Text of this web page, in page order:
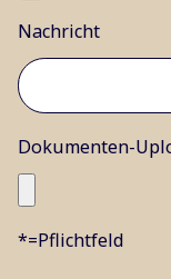
Nachricht
Dokumenten-
*=Pflichtfeld